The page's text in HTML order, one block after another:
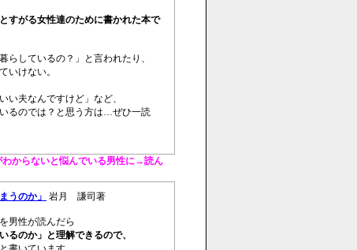
すがる女性達のために書かれた本で
らしているの？」と言われたり、
いけない。
い夫なんですけど」など、
るのでは？と思う方は…ぜひ一読
わからないと悩んでいる男性に→読ん
うのか」 岩月 謙司著
男性が読んだら
るのか」と理解できるので、